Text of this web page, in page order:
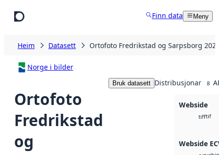
Finn data Meny
Heim Datasett Ortofoto Fredrikstad og Sarpsborg
Norge i bilder
Ortofoto
Fredrikstad
og
Bruk datasett Distribusjonar 8
Webside
tifftif
Webside